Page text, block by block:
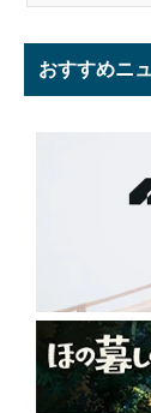
おすすめニ